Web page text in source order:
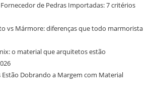
de Pedras Importadas: 7 critérios
vs Mármore: diferenças que todo marmorista
o material que arquitetos estão
Dobrando a Margem com Material